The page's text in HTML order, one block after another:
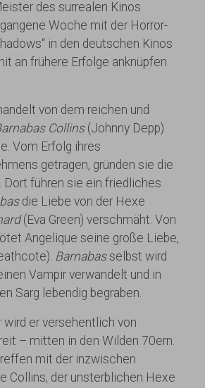
des surrealen Kinos
Woche mit der Horror-
in den deutschen Kinos
an frühere Erfolge anknüpfen
von dem reichen und
Collins(Johnny Depp)
Vom Erfolg ihres
getragen, gründen sie die
Dort führen sie ein friedliches
die Liebe von der Hexe
(Eva Green) verschmäht. Von
Angelique seine große Liebe,
Barnabasselbst wird
Vampir verwandelt und in
Sarg lebendig begraben.
er versehentlich von
– mitten in den Wilden 70ern.
mit der inzwischen
Collins, der unsterblichen Hexe